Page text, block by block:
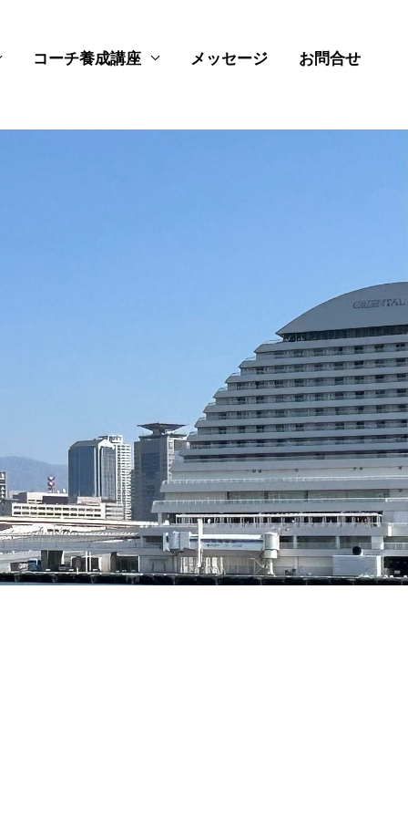
コーチ養成講座 メッセージ お問合せ